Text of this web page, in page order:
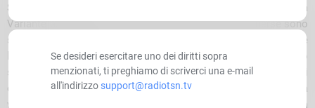
Sis, aggiudicatario dei lavori relativi alla realizzazione della
Variante alla Tremezzina. In relazione alle criticità emerse sono
state individuate soluzioni condivise così da consentire
l’immediata ripresa dei lavori di scavo nelle gallerie presso lo
svincolo di Colonno ed il relativo trasporto dei materiali
contenenti idrocarburi naturali presso il cantiere ANAS della
variante di Tirano. Queste attività riprenderanno entro la prima
Se desideri esercitare uno dei diritti sopra
menzionati, ti preghiamo di scriverci una e-mail
all'indirizzo support@radiotsn.tv